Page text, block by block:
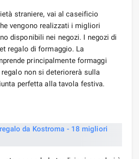
straniere, vai al caseificio
vengono realizzati i migliori
disponibili nei negozi. I negozi di
regalo di formaggio. La
principalmente formaggi
non si deteriorerà sulla
perfetta alla tavola festiva.